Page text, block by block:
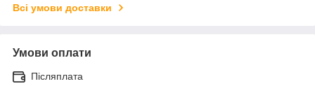
Всі умови доставки
Умови оплати
Післяплата